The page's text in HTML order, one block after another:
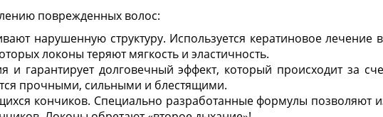
поврежденных волос:
нарушенную структуру. Используется кератиновое лечение
локоны теряют мягкость и эластичность.
и гарантирует долговечный эффект, который происходит за
прочными, сильными и блестящими.
кончиков. Специально разработанные формулы позволяют